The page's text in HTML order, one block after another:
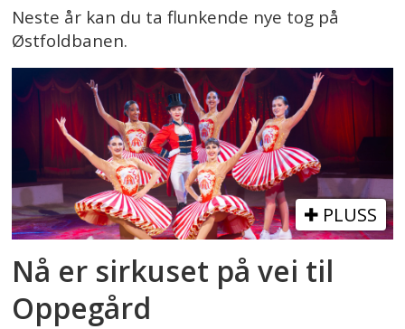
Neste år kan du ta flunkende nye tog på
Østfoldbanen.
PLUSS
Nå er sirkuset på vei til
Oppegård